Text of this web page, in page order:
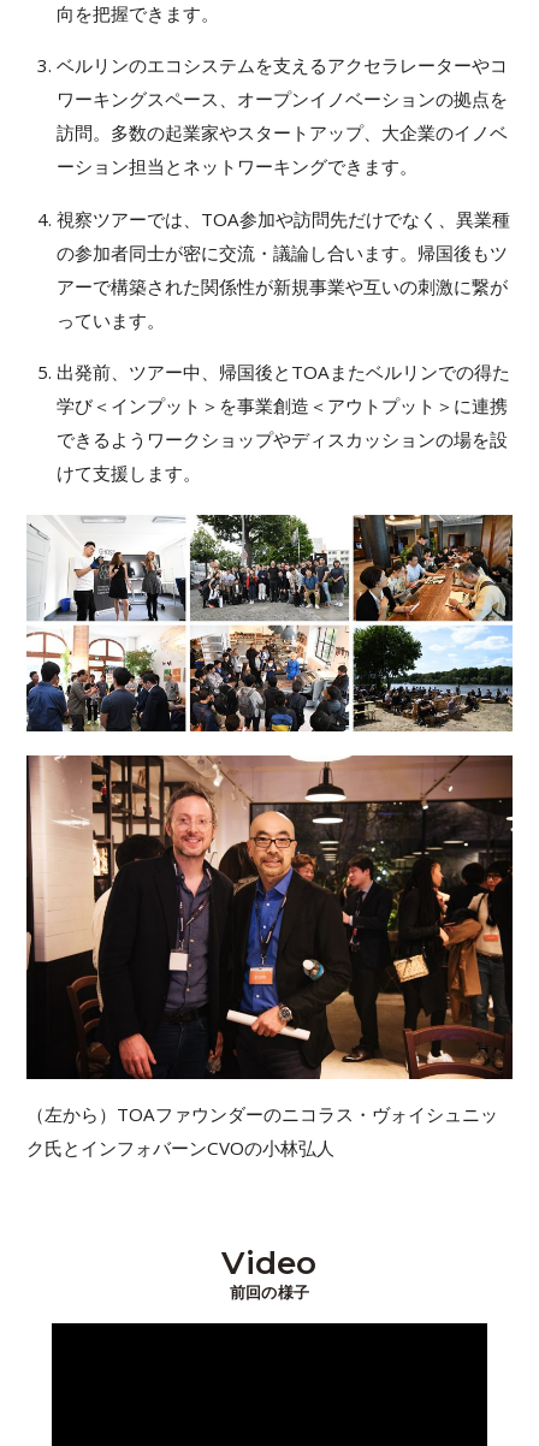
向を把握できます。
ベルリンのエコシステムを支えるアクセラレーターやコ
ワーキングスペース、オープンイノベーションの拠点を
訪問。多数の起業家やスタートアップ、大企業のイノベ
ーション担当とネットワーキングできます。
視察ツアーでは、TOA参加や訪問先だけでなく、異業種
の参加者同士が密に交流・議論し合います。帰国後もツ
アーで構築された関係性が新規事業や互いの刺激に繋が
っています。
出発前、ツアー中、帰国後とTOAまたベルリンでの得た
学び＜インプット＞を事業創造＜アウトプット＞に連携
できるようワークショップやディスカッションの場を設
けて支援します。
（左から）TOAファウンダーのニコラス・ヴォイシュニッ
ク氏とインフォバーンCVOの小林弘人
Video
前回の様子